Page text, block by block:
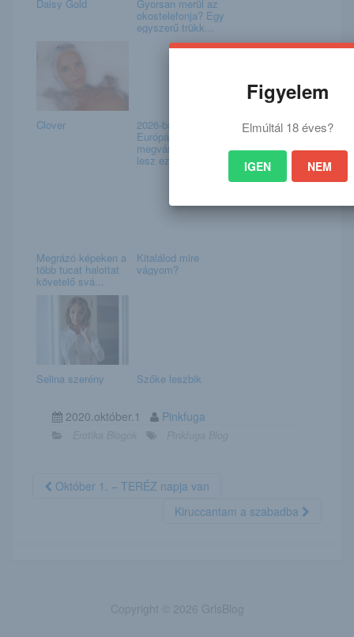
Daisy Gold Gyorsan merül az
okostelefonja? Egy
egyszerű trükk...
Clover 2026-ban már
Európában is
megvásárolható
lesz ez a...
Megrázó képeken a
több tucat halottat
követelő svá...
Kitalálod mire
vágyom?
Selina szerény Szőke leszbik
2020.október.1 Pinkfuga
Október 1. – TERÉZ napja van
Kiruccantam a szabadba
Figyelem
Elmúltál 18 éves?
IGEN NEM